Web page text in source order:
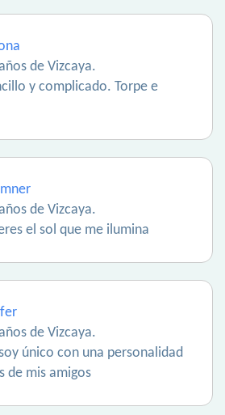
de Vizcaya.
y complicado. Torpe e
de Vizcaya.
el sol que me ilumina
de Vizcaya.
único con una personalidad
de mis amigos